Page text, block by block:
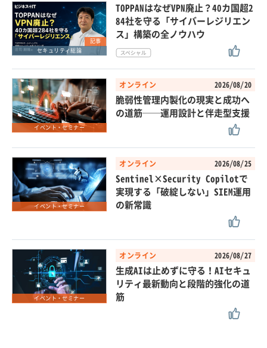
記事
セキュリティ総論
TOPPANはなぜVPN廃止？40カ国超2
84社を守る「サイバーレジリエン
ス」構築の全ノウハウ
イベント・セミナー
オンライン 2026/08/20
脆弱性管理内製化の現実と成功へ
の道筋──運用設計と伴走型支援
イベント・セミナー
オンライン 2026/08/25
Sentinel×Security Copilotで
実現する「破綻しない」SIEM運用
の新常識
イベント・セミナー
オンライン 2026/08/27
生成AIは止めずに守る！AIセキュ
リティ最新動向と段階的強化の道
筋